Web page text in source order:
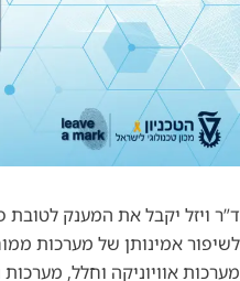
לשיפור אמינותן של מערכות
מערכות אוויוניקה וחלל,